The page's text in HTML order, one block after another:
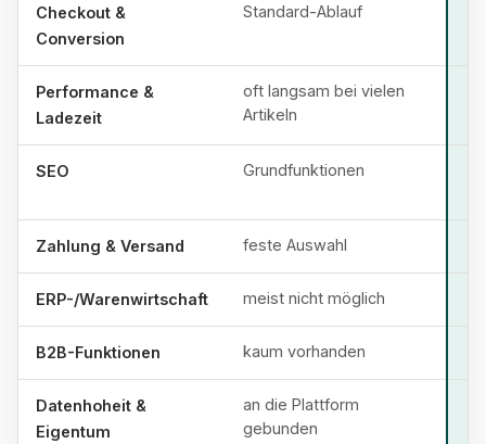
Checkout &
Conversion
Standard-Ablauf
Performance &
Ladezeit
oft langsam bei vielen
Artikeln
SEO Grundfunktionen
Zahlung & Versand feste Auswahl
ERP-/Warenwirtschaft meist nicht möglich
B2B-Funktionen kaum vorhanden
Datenhoheit &
Eigentum
an die Plattform
gebunden